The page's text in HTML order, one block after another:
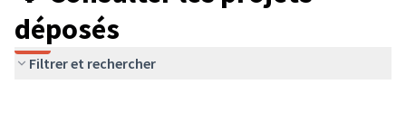
déposés
Filtrer et rechercher